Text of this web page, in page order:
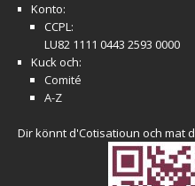
Konto:
CCPL:
LU82 1111 0443 2593 0000
Kuck och:
Comité
A-Z
Dir könnt d'Cotisatioun och mat